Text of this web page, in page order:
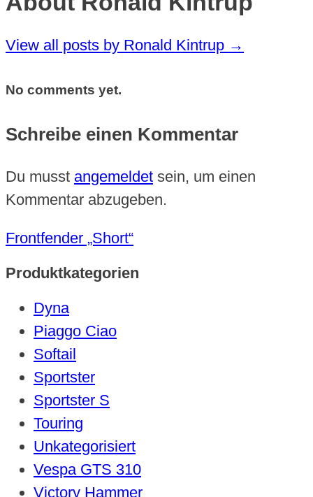
View all posts by Ronald Kintrup →
No comments yet.
Schreibe einen Kommentar
Du musst angemeldet sein, um einen
Kommentar abzugeben.
Frontfender „Short“
Produktkategorien
Dyna
Piaggo Ciao
Softail
Sportster
Sportster S
Touring
Unkategorisiert
Vespa GTS 310
Victory Hammer